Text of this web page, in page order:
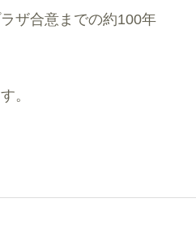
ザ合意までの約100年
。